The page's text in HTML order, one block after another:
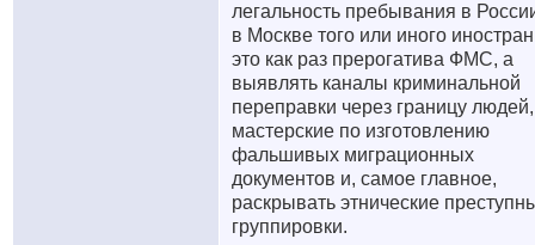
легальность пребывания в
в Москве того или иного
это как раз прерогатива ФМС, а
выявлять каналы криминальной
переправки через границу людей,
мастерские по изготовлению
фальшивых миграционных
документов и, самое главное,
раскрывать этнические
группировки.